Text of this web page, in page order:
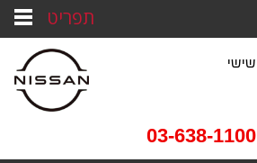
03-638-1100
תפריט